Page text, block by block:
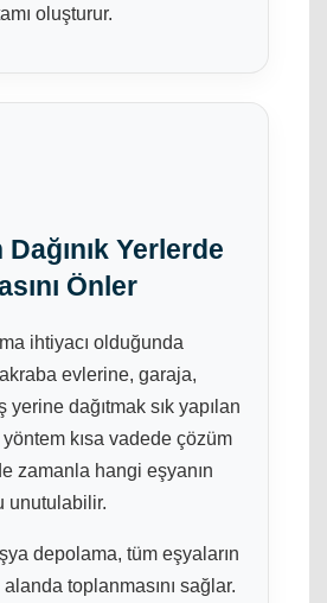
oluşturur.
Dağınık Yerlerde
Önler
ihtiyacı olduğunda
evlerine, garaja,
yerine dağıtmak sık yapılan
yöntem kısa vadede çözüm
zamanla hangi eşyanın
unutulabilir.
depolama, tüm eşyaların
toplanmasını sağlar.